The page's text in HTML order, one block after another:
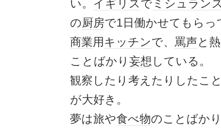
い。 イギリスでミシュラン
の厨房で1日働かせてもらっ
商業用 キッチンで、 罵声と
ことばかり 妄想 している。
観察したり考えたりしたこ
が大好き。
夢は旅や食べ物のことばか